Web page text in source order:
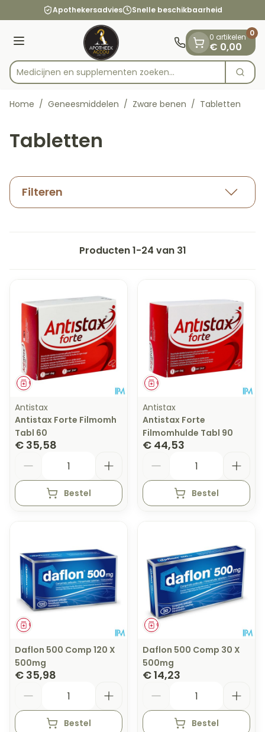
Ga naar de inhoudApothekersadvies Snelle beschikbaarheid
Menu
Product, merk, categorie...
Medicijnen en supplementen zoek Zoek
0 artikelen
€ 0,00
0
Home / Geneesmiddelen / Zware benen / Tabletten
Tabletten
Filteren
Producten1-24 van 31
Geneesmiddel
Antistax
Antistax Forte Filmomh
Tabl 60
€ 35,58
Bestel
Geneesmiddel
Antistax
Antistax Forte
Filmomhulde Tabl 90
€ 44,53
Bestel
Geneesmiddel
Daflon 500 Comp 120 X
500mg
€ 35,98
Bestel
Geneesmiddel
Daflon 500 Comp 30 X
500mg
€ 14,23
Bestel